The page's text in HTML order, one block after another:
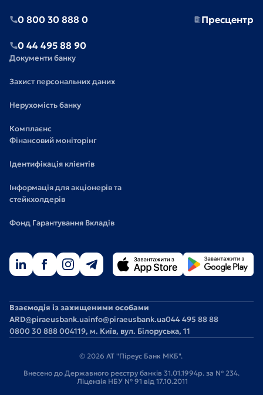
0 800 30 888 0
0 44 495 88 90
Пресцентр
Документи банку
Захист персональних даних
Нерухомість банку
Комплаєнс
Фінансовий моніторінг
Ідентифікація клієнтів
Інформація для акціонерів та
стейкхолдерів
Фонд Гарантування Вкладів
Взаємодія із захищеними особами
ARD@piraeusbank.uainfo@piraeusbank.ua044 495 88 88
0800 30 888 004119, м. Київ, вул. Білоруська, 11
© 2026 АТ "Піреус Банк МКБ".
Внесено до Державного реєстру банків 31.01.1994р. за № 234.
Ліцензія НБУ № 91 від 17.10.2011